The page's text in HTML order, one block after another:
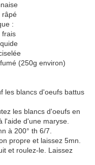
râpé
:
frais
(250g environ)
les blancs d'oeufs battus
les blancs d'oeufs en
l'aide d'une maryse.
à 200° th 6/7.
propre et laissez 5mn.
et roulez-le. Laissez